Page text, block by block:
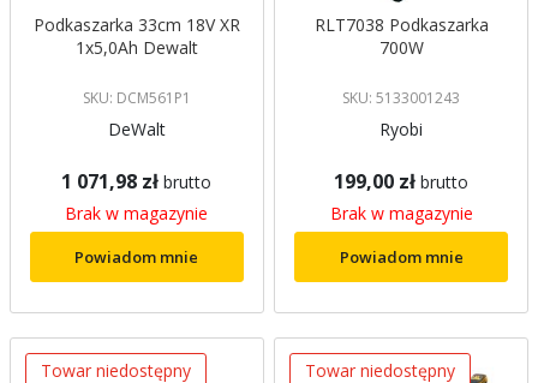
Podkaszarka 33cm 18V XR
1x5,0Ah Dewalt
SKU: DCM561P1
DeWalt
1 071,98 zł brutto
Brak w magazynie
Powiadom mnie
RLT7038 Podkaszarka
700W
SKU: 5133001243
Ryobi
199,00 zł brutto
Brak w magazynie
Powiadom mnie
Towar niedostępny Towar niedostępny